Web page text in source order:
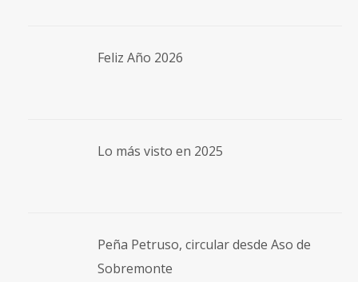
Feliz Año 2026
Lo más visto en 2025
Peña Petruso, circular desde Aso de
Sobremonte